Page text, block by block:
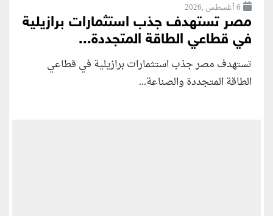
6 أغسطس ,2026
مصر تستهدف جذب استثمارات برازيلية
في قطاعي الطاقة المتجددة...
تستهدف مصر جذب استثمارات برازيلية في قطاعي
الطاقة المتجددة والصناعة...